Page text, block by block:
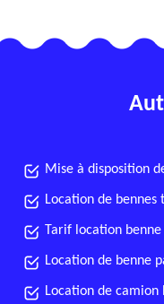
Mise à disposition
Location de
Tarif location
Location de benne
Location de